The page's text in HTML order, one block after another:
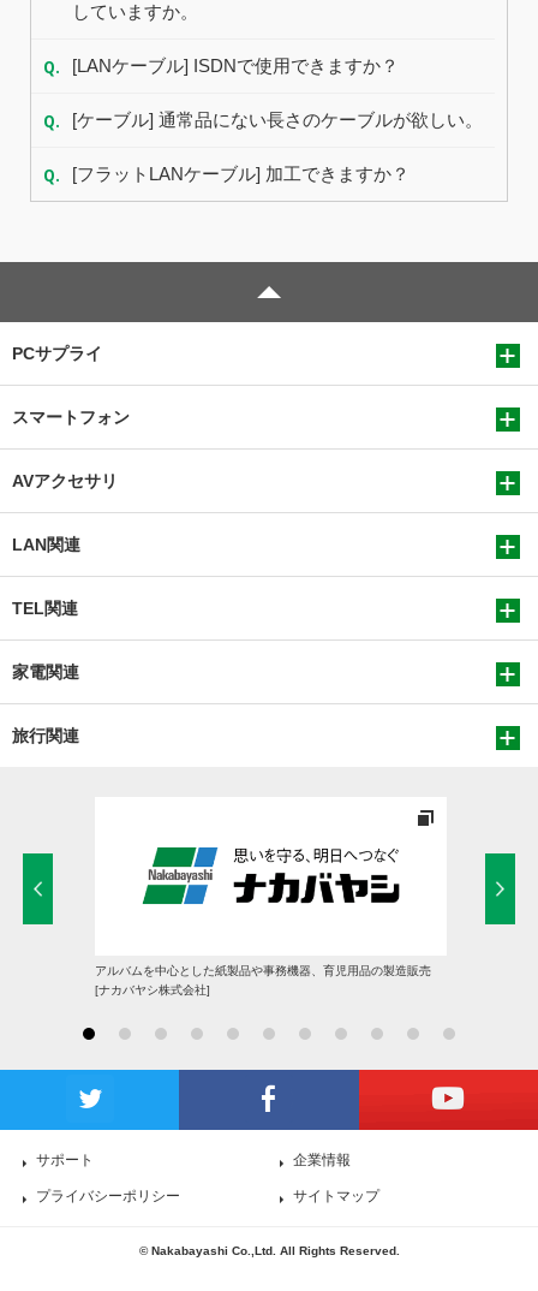
していますか。
Q. [LANケーブル] ISDNで使用できますか？
Q. [ケーブル] 通常品にない長さのケーブルが欲しい。
Q. [フラットLANケーブル] 加工できますか？
PCサプライ
スマートフォン
AVアクセサリ
LAN関連
TEL関連
家電関連
旅行関連
アルバムを中心とした紙製品や事務機器、育児用品の製造販売
[ナカバヤシ株式会社]
サポート 企業情報
プライバシーポリシー サイトマップ
© Nakabayashi Co.,Ltd. All Rights Reserved.